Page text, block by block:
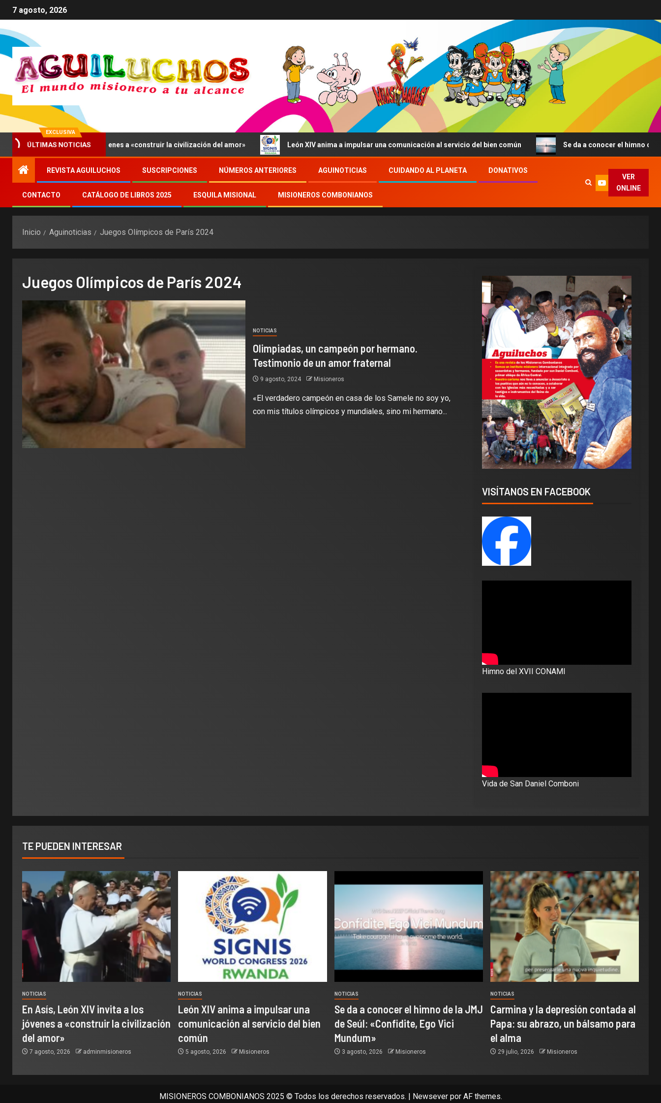
7 agosto, 2026
EXCLUSIVA
ÚLTIMAS NOTICIAS
León XIV invita a los jóvenes a «construir la civilización del amor» León XIV anima a impulsar una comunicación al servicio del bien común Se da a conocer el himno de la JMJ
REVISTA AGUILUCHOS SUSCRIPCIONES NÚMEROS ANTERIORES AGUINOTICIAS CUIDANDO AL PLANETA DONATIVOS
CONTACTO CATÁLOGO DE LIBROS 2025 ESQUILA MISIONAL MISIONEROS COMBONIANOS
VER
ONLINE
Inicio Aguinoticias Juegos Olímpicos de París 2024
Juegos Olímpicos de París 2024
NOTICIAS
Olimpiadas, un campeón por hermano.
Testimonio de un amor fraternal
9 agosto, 2024 Misioneros
«El verdadero campeón en casa de los Samele no soy yo,
con mis títulos olímpicos y mundiales, sino mi hermano...
VISÍTANOS EN FACEBOOK
Himno del XVII CONAMI
Vida de San Daniel Comboni
TE PUEDEN INTERESAR
NOTICIAS
En Asís, León XIV invita a los
jóvenes a «construir la civilización
del amor»
7 agosto, 2026 adminmisioneros
NOTICIAS
León XIV anima a impulsar una
comunicación al servicio del bien
común
5 agosto, 2026 Misioneros
NOTICIAS
Se da a conocer el himno de la JMJ
de Seúl: «Confidite, Ego Vici
Mundum»
3 agosto, 2026 Misioneros
NOTICIAS
Carmina y la depresión contada al
Papa: su abrazo, un bálsamo para
el alma
29 julio, 2026 Misioneros
MISIONEROS COMBONIANOS 2025 © Todos los derechos reservados. | Newseverpor AF themes.